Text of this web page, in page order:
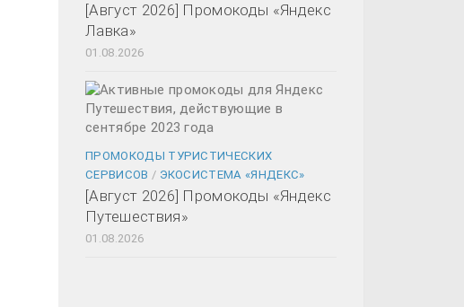
[Август 2026] Промокоды «Яндекс
Лавка»
01.08.2026
ПРОМОКОДЫ ТУРИСТИЧЕСКИХ
СЕРВИСОВ / ЭКОСИСТЕМА «ЯНДЕКС»
[Август 2026] Промокоды «Яндекс
Путешествия»
01.08.2026